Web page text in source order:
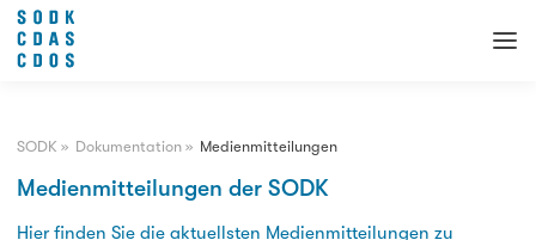
SODK » Dokumentation » Medienmitteilungen
Medienmitteilungen der SODK
Hier finden Sie die aktuellsten Medienmitteilungen zu